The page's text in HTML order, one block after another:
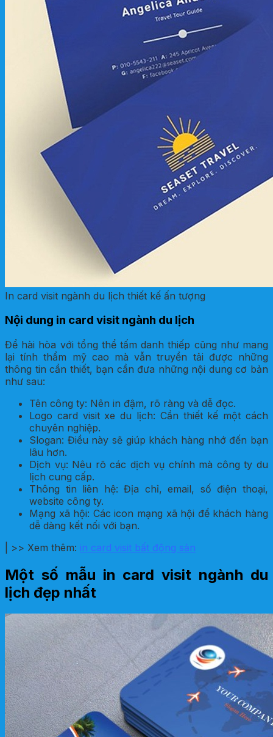
In card visit ngành du lịch thiết kế ấn tượng
Nội dung in card visit ngành du lịch
Để hài hòa với tổng thể tấm danh thiếp cũng như mang
lại tính thẩm mỹ cao mà vẫn truyền tải được những
thông tin cần thiết, bạn cần đưa những nội dung cơ bản
như sau:
Tên công ty: Nên in đậm, rõ ràng và dễ đọc.
Logo card visit xe du lịch: Cần thiết kế một cách
chuyên nghiệp.
Slogan: Điều này sẽ giúp khách hàng nhớ đến bạn
lâu hơn.
Dịch vụ: Nêu rõ các dịch vụ chính mà công ty du
lịch cung cấp.
Thông tin liên hệ: Địa chỉ, email, số điện thoại,
website công ty.
Mạng xã hội: Các icon mạng xã hội để khách hàng
dễ dàng kết nối với bạn.
| >> Xem thêm: in card visit bất động sản
Một số mẫu in card visit ngành du
lịch đẹp nhất